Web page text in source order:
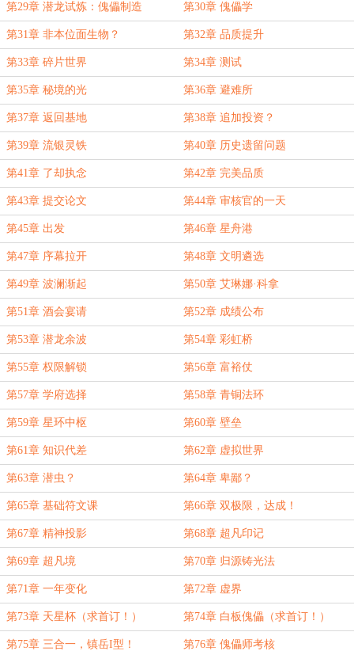
第29章 潜龙试炼：傀儡制造 第30章 傀儡学
第31章 非本位面生物？ 第32章 品质提升
第33章 碎片世界 第34章 测试
第35章 秘境的光 第36章 避难所
第37章 返回基地 第38章 追加投资？
第39章 流银灵铁 第40章 历史遗留问题
第41章 了却执念 第42章 完美品质
第43章 提交论文 第44章 审核官的一天
第45章 出发 第46章 星舟港
第47章 序幕拉开 第48章 文明遴选
第49章 波澜渐起 第50章 艾琳娜·科拿
第51章 酒会宴请 第52章 成绩公布
第53章 潜龙余波 第54章 彩虹桥
第55章 权限解锁 第56章 富裕仗
第57章 学府选择 第58章 青铜法环
第59章 星环中枢 第60章 壁垒
第61章 知识代差 第62章 虚拟世界
第63章 潜虫？ 第64章 卑鄙？
第65章 基础符文课 第66章 双极限，达成！
第67章 精神投影 第68章 超凡印记
第69章 超凡境 第70章 归源铸光法
第71章 一年变化 第72章 虚界
第73章 天星杯（求首订！） 第74章 白板傀儡（求首订！）
第75章 三合一，镇岳I型！ 第76章 傀儡师考核